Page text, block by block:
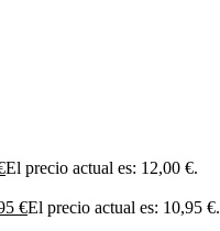
El precio actual es: 12,00 €.
€El precio actual es: 10,95 €.